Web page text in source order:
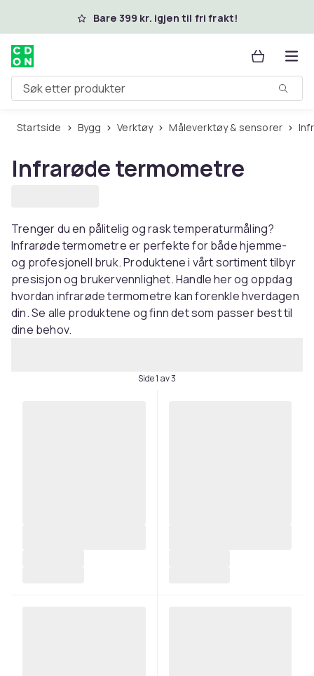
Hopp til hovedinnholdBare 399 kr. igjen til fri frakt!
Søk etter produkter
Startside Bygg Verktøy Måleverktøy & sensorer
Infrarøde termometre
Trenger du en pålitelig og rask temperaturmåling?
Infrarøde termometre er perfekte for både hjemme-
og profesjonell bruk. Produktene i vårt sortiment tilbyr
presisjon og brukervennlighet. Handle her og oppdag
hvordan infrarøde termometre kan forenkle hverdagen
din. Se alle produktene og finn det som passer best til
dine behov.
Side 1 av 3